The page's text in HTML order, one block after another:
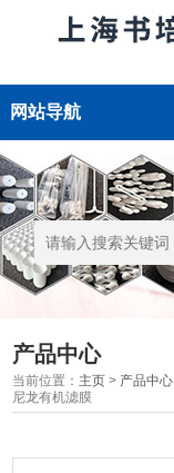
网站导航
产品中心
当前位置： 主页 > 产品中心
尼龙有机滤膜